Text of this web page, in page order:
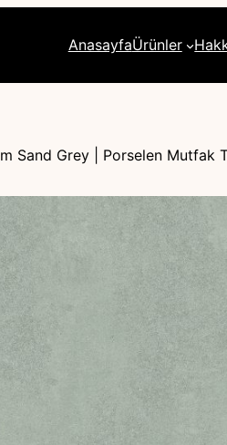
AnasayfaÜrünler
Sand Grey | Porselen Mutfak